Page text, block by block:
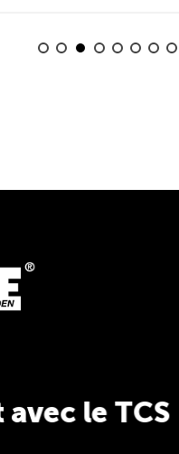
avec la
gratuite pour les
à vie pour les